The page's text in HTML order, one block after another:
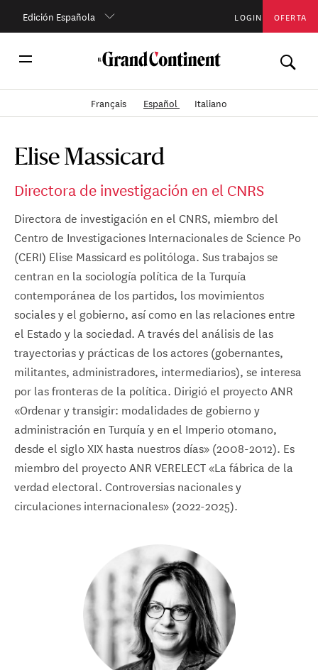
Edición Española LOGIN OFERTA
Français Español Italiano
Elise Massicard
Directora de investigación en el CNRS
Directora de investigación en el CNRS, miembro del
Centro de Investigaciones Internacionales de Science Po
(CERI) Elise Massicard es politóloga. Sus trabajos se
centran en la sociología política de la Turquía
contemporánea de los partidos, los movimientos
sociales y el gobierno, así como en las relaciones entre
el Estado y la sociedad. A través del análisis de las
trayectorias y prácticas de los actores (gobernantes,
militantes, administradores, intermediarios), se interesa
por las fronteras de la política. Dirigió el proyecto ANR
«Ordenar y transigir: modalidades de gobierno y
administración en Turquía y en el Imperio otomano,
desde el siglo XIX hasta nuestros días» (2008-2012). Es
miembro del proyecto ANR VERELECT «La fábrica de la
verdad electoral. Controversias nacionales y
circulaciones internacionales» (2022-2025).